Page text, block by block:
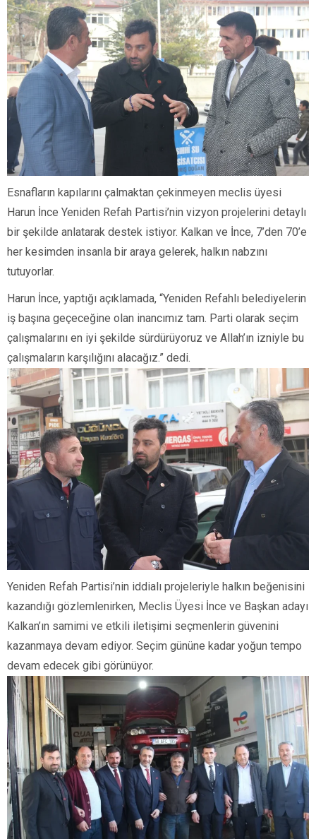
Esnafların kapılarını çalmaktan çekinmeyen meclis üyesi
Harun İnce Yeniden Refah Partisi’nin vizyon projelerini detaylı
bir şekilde anlatarak destek istiyor. Kalkan ve İnce, 7’den 70’e
her kesimden insanla bir araya gelerek, halkın nabzını
tutuyorlar.
Harun İnce, yaptığı açıklamada, “Yeniden Refahlı belediyelerin
iş başına geçeceğine olan inancımız tam. Parti olarak seçim
çalışmalarını en iyi şekilde sürdürüyoruz ve Allah’ın izniyle bu
çalışmaların karşılığını alacağız.” dedi.
Yeniden Refah Partisi’nin iddialı projeleriyle halkın beğenisini
kazandığı gözlemlenirken, Meclis Üyesi İnce ve Başkan adayı
Kalkan’ın samimi ve etkili iletişimi seçmenlerin güvenini
kazanmaya devam ediyor. Seçim gününe kadar yoğun tempo
devam edecek gibi görünüyor.